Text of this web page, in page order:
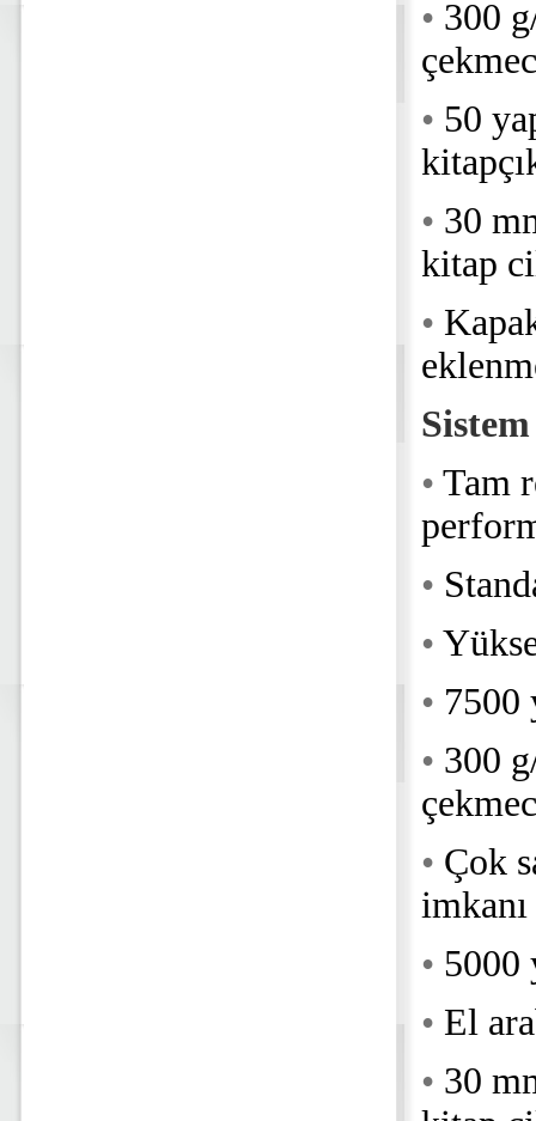
• 300
• 50
• 30
kitap
•
• Tam
•
•
• 7500
• 300
• Çok
imkanı
• 5000
• El
• 30